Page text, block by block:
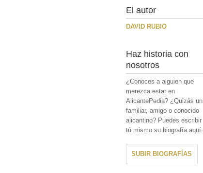
El autor
DAVID RUBIO
Haz historia con
nosotros
¿Conoces a alguien que
merezca estar en
AlicantePedia? ¿Quizás un
familiar, amigo o conocido
alicantino? Puedes escribir
tú mismo su biografía aquí:
SUBIR BIOGRAFÍAS